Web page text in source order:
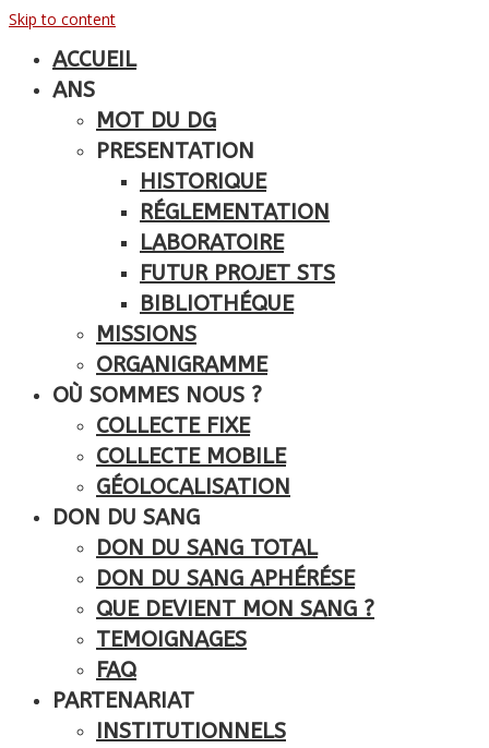
Skip to content
ACCUEIL
ANS
MOT DU DG
PRESENTATION
HISTORIQUE
RÉGLEMENTATION
LABORATOIRE
FUTUR PROJET STS
BIBLIOTHÉQUE
MISSIONS
ORGANIGRAMME
OÙ SOMMES NOUS ?
COLLECTE FIXE
COLLECTE MOBILE
GÉOLOCALISATION
DON DU SANG
DON DU SANG TOTAL
DON DU SANG APHÉRÉSE
QUE DEVIENT MON SANG ?
TEMOIGNAGES
FAQ
PARTENARIAT
INSTITUTIONNELS